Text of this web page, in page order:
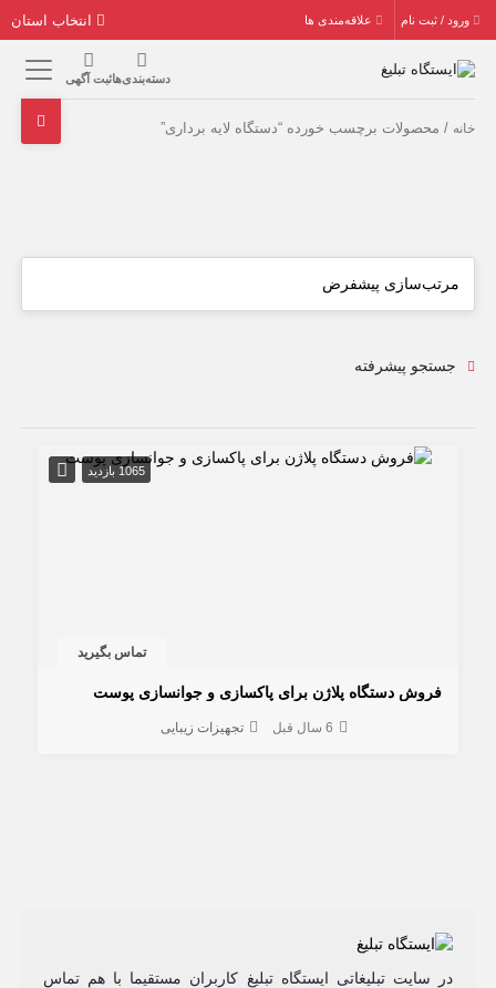
ورود / ثبت نام علاقه‌مندی ها
دسته‌بندی‌هاثبت آگهی
خانه / محصولات برچسب خورده “دستگاه لایه برداری”
جستجو پیشرفته
1065 بازدید
تماس بگیرید
فروش دستگاه پلاژن برای پاکسازی و جوانسازی پوست
6 سال قبل تجهیزات زیبایی
در سایت تبلیغاتی ایستگاه تبلیغ کاربران مستقیما با هم تماس